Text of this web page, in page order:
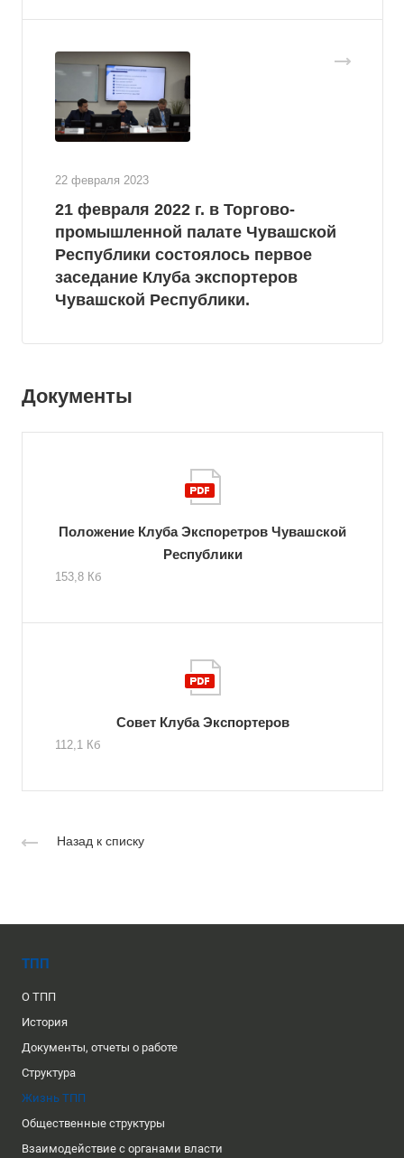
22 февраля 2023
21 февраля 2022 г. в Торгово-
промышленной палате Чувашской
Республики состоялось первое
заседание Клуба экспортеров
Чувашской Республики.
Документы
Положение Клуба Экспоретров Чувашской
Республики
153,8 Кб
Совет Клуба Экспортеров
112,1 Кб
Назад к списку
ТПП
О ТПП
История
Документы, отчеты о работе
Структура
Жизнь ТПП
Общественные структуры
Взаимодействие с органами власти